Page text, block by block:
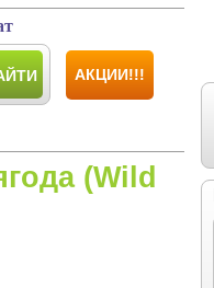
АКЦИИ!!!
(Wild